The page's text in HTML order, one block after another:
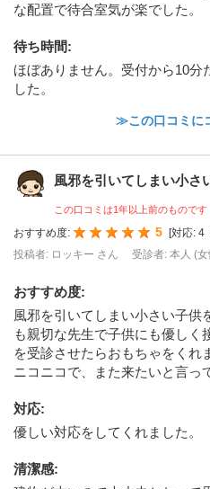
な配置で待合室気が楽でした。
待ち時間:
ほぼありません。受付から10分
した。
≫この口コミに
風邪を引いてしまい小さ
この口コミは1年以上前のものです
おすすめ度: 5 [対応: 4
投稿者: ロッキー さん
受診者: 本人 (
おすすめ度:
風邪を引いてしまい小さい子供
も親切な先生で子供にも優しく
を受診させたらおもちゃをくれ
ニコニコで、また来たいと言っ
対応:
優しい対応をしてくれました。
清潔感: